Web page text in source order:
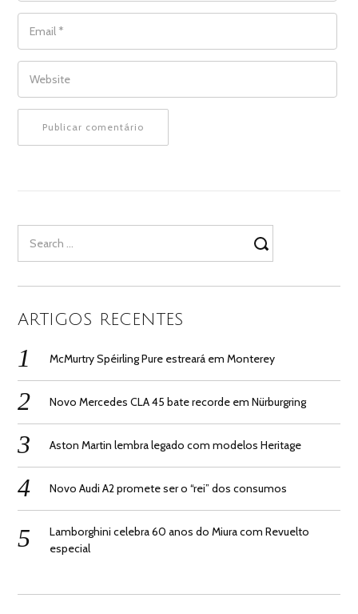
EMAIL
WEBSITE
for:
ARTIGOS RECENTES
McMurtry Spéirling Pure estreará em Monterey
Novo Mercedes CLA 45 bate recorde em Nürburgring
Aston Martin lembra legado com modelos Heritage
Novo Audi A2 promete ser o “rei” dos consumos
Lamborghini celebra 60 anos do Miura com Revuelto
especial